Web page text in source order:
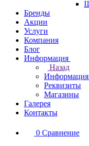
Бренды
Акции
Услуги
Компания
Блог
Информация
Назад
Информация
Реквизиты
Магазины
Галерея
Контакты
0 Сравнение